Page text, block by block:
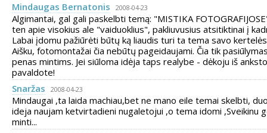
Mindaugas Bernatonis
2008-04-23
Algimantai, gal gali paskelbti temą: "MISTIKA
ten apie visokius ale "vaiduoklius", pakliuvusius atsitiktinai į
Labai įdomu pažiūrėti būtų ką liaudis turi ta tema savo
Aišku, fotomontažai čia nebūtų pageidaujami. Čia tik
penas mintims. Jei siūloma idėja taps realybe - dėkoju iš
pavaldote!
Snaržas
2008-04-23
Mindaugai ,ta laida machiau,bet ne mano eile temai skelbti,
ideja naujam ketvirtadieni nugaletojui ,o tema idomi ,Sveikinu
minti...